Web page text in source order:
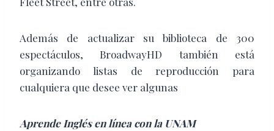
Además de actualizar su biblioteca de 300
espectáculos, BroadwayHD también está
organizando listas de reproducción para
cualquiera que desee ver algunas
Aprende Inglés en línea con la UNAM